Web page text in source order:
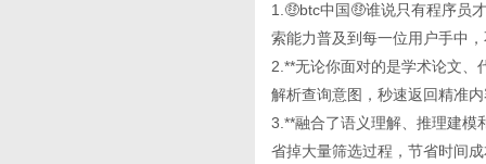
1.🤑btc中国🤑谁说只有程序员
索能力普及到每一位用户手中
2.**无论你面对的是学术论文
解析查询意图，秒速返回精准
3.**融合了语义理解、推理建
省掉大量筛选过程，节省时间